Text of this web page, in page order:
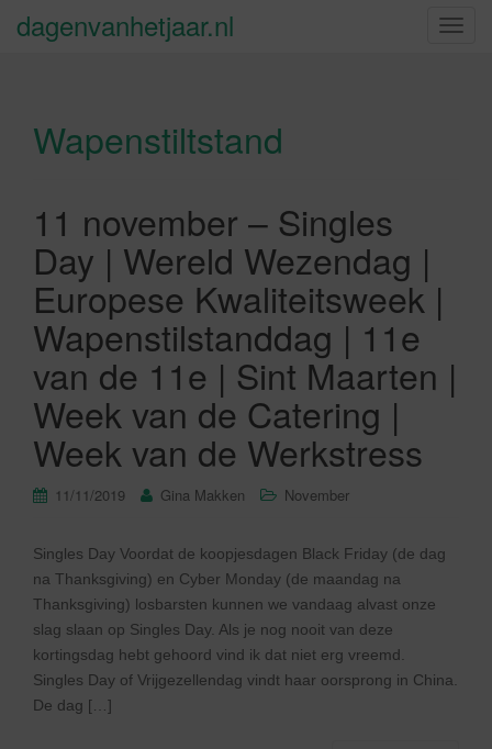
S
dagenvanhetjaar.nl
Wapenstiltstand
11 november – Singles
Day | Wereld Wezendag |
Europese Kwaliteitsweek |
Wapenstilstanddag | 11e
van de 11e | Sint Maarten |
Week van de Catering |
Week van de Werkstress
11/11/2019 Gina Makken November
Singles Day Voordat de koopjesdagen Black Friday (de dag
na Thanksgiving) en Cyber Monday (de maandag na
Thanksgiving) losbarsten kunnen we vandaag alvast onze
slag slaan op Singles Day. Als je nog nooit van deze
kortingsdag hebt gehoord vind ik dat niet erg vreemd.
Singles Day of Vrijgezellendag vindt haar oorsprong in China.
De dag […]